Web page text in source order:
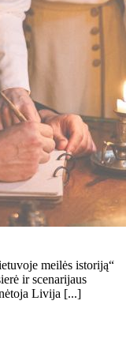
meilės istoriją“
ir scenarijaus
Livija [...]